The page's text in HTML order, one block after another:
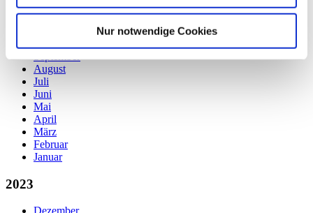
Nur notwendige Cookies
Dezember
August
Juli
Juni
Mai
April
März
Februar
Januar
2023